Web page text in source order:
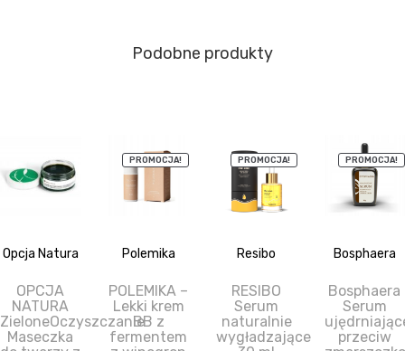
Podobne produkty
Opcja Natura
OPCJA
NATURA
ZieloneOczyszczanie
Maseczka
PROMOCJA!
Polemika
POLEMIKA –
Lekki krem
BB z
fermentem
PROMOCJA!
Resibo
RESIBO
Serum
naturalnie
wygładzające
PROMOCJA!
Bosphaera
Bosphaera
Serum
przeciw